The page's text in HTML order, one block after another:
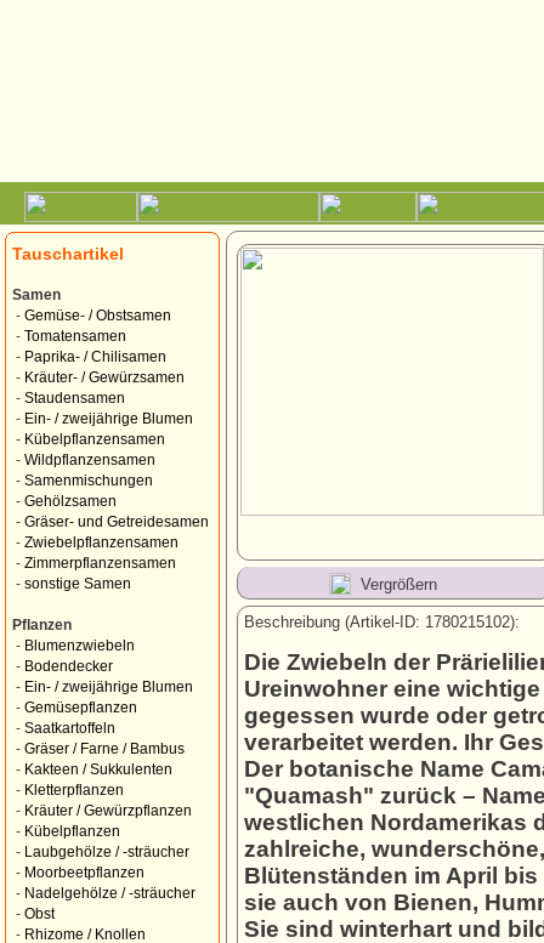
Tauschartikel
Samen
- Gemüse- / Obstsamen
- Tomatensamen
- Paprika- / Chilisamen
- Kräuter- / Gewürzsamen
- Staudensamen
- Ein- / zweijährige Blumen
- Kübelpflanzensamen
- Wildpflanzensamen
- Samenmischungen
- Gehölzsamen
- Gräser- und Getreidesamen
- Zwiebelpflanzensamen
- Zimmerpflanzensamen
- sonstige Samen
Pflanzen
- Blumenzwiebeln
- Bodendecker
- Ein- / zweijährige Blumen
- Gemüsepflanzen
- Saatkartoffeln
- Gräser / Farne / Bambus
- Kakteen / Sukkulenten
- Kletterpflanzen
- Kräuter / Gewürzpflanzen
- Kübelpflanzen
-
Laubgehölze / -sträucher
- Moorbeetpflanzen
- Nadelgehölze / -sträucher
- Obst
- Rhizome / Knollen
Vergrößern
Beschreibung (Artikel-ID: 1780215102):
Die Zwiebeln der
Ureinwohner eine
gegessen wurde oder
verarbeitet werden. Ihr
Der botanische Name
"Quamash" zurück –
westlichen Nordamerikas
zahlreiche,
Blütenständen im April
sie auch von Bienen,
Sie sind winterhart und